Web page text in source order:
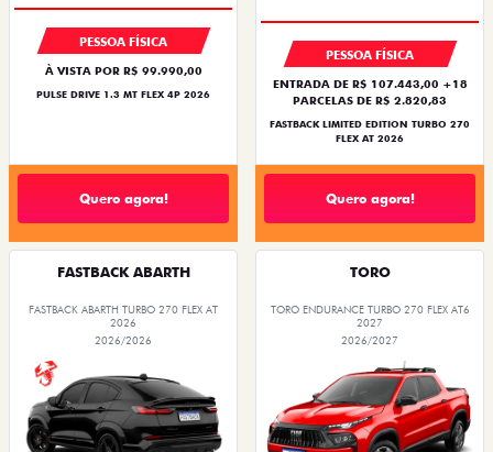
PESSOA FÍSICA
À VISTA POR R$ 99.990,00
PULSE DRIVE 1.3 MT FLEX 4P 2026
Quero agora!
PESSOA FÍSICA
ENTRADA DE R$ 107.443,00 +18
PARCELAS DE R$ 2.820,83
FASTBACK LIMITED EDITION TURBO 270
FLEX AT 2026
Quero agora!
FASTBACK ABARTH
FASTBACK ABARTH TURBO 270 FLEX AT
2026
2026/2026
TORO
TORO ENDURANCE TURBO 270 FLEX AT6
2027
2026/2027